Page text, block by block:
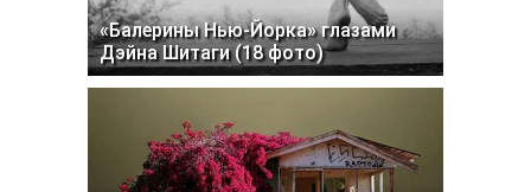
«Балерины Нью-Йорка» глазами
Дэйна Шитаги (18 фото)